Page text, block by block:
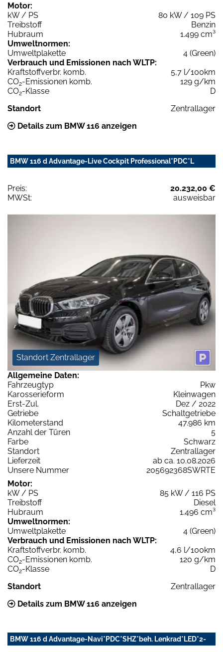
Motor:
kW / PS
80 kW / 109 PS
Treibstoff
Benzin
Hubraum
1.499 cm³
Umweltnormen:
Umweltplakette
4 (Green)
Verbrauch und Emissionen nach WLTP:
Kraftstoffverbr. komb.
5,7 l/100km
CO2-Emissionen komb.
129 g/km
CO2-Klasse
D
Standort
Zentrallager
Details zum BMW 116 anzeigen
BMW 116 d Advantage-Live Cockpit Professional*PDC*L
Preis:
20.232,00 €
MWSt:
ausweisbar
Standort Zentrallager
Allgemeine Daten:
Fahrzeugtyp
Pkw
Karosserieform
Kleinwagen
Erst-Zul.
Dez / 2022
Getriebe
Schaltgetriebe
Kilometerstand
47.986 km
Anzahl der Türen
5
Farbe
Schwarz
Standort
Zentrallager
Lieferzeit
ab ca. 10.08.2026
Unsere Nummer
205692368SWRTE
Motor:
kW / PS
85 kW / 116 PS
Treibstoff
Diesel
Hubraum
1.496 cm³
Umweltnormen:
Umweltplakette
4 (Green)
Verbrauch und Emissionen nach WLTP:
Kraftstoffverbr. komb.
4,6 l/100km
CO2-Emissionen komb.
120 g/km
CO2-Klasse
D
Standort
Zentrallager
Details zum BMW 116 anzeigen
BMW 116 d Advantage-Navi*PDC*SHZ*beh. Lenkrad*LED*2-